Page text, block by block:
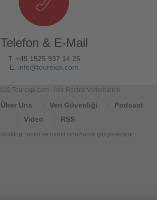
Telefon & E-Mail
T. +49 1525 937 14 25
E. info@tourexpi.com
Tourexpi.com - Alle Rechte Vorbehalten
Über Uns Veri Güvenliği
Podcast
Video
RSS
tablet ve mobil cihazlarda çalışmaktadır.